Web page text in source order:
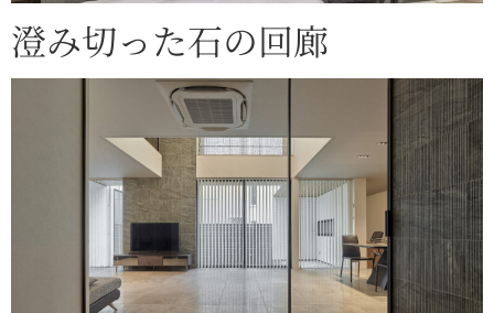
澄み切った石の回廊